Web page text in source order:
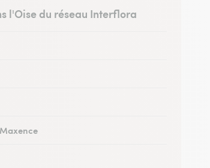
l'Oise du réseau Interflora